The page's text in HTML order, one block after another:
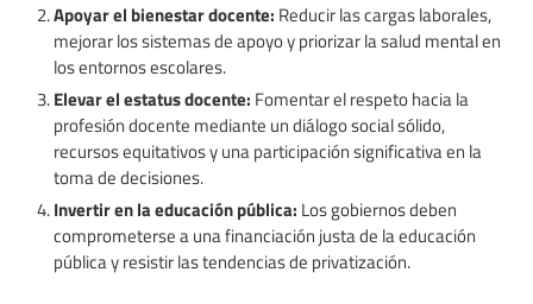
Apoyar el bienestar docente: Reducir las cargas laborales,
mejorar los sistemas de apoyo y priorizar la salud mental en
los entornos escolares.
Elevar el estatus docente: Fomentar el respeto hacia la
profesión docente mediante un diálogo social sólido,
recursos equitativos y una participación significativa en la
toma de decisiones.
Invertir en la educación pública: Los gobiernos deben
comprometerse a una financiación justa de la educación
pública y resistir las tendencias de privatización.